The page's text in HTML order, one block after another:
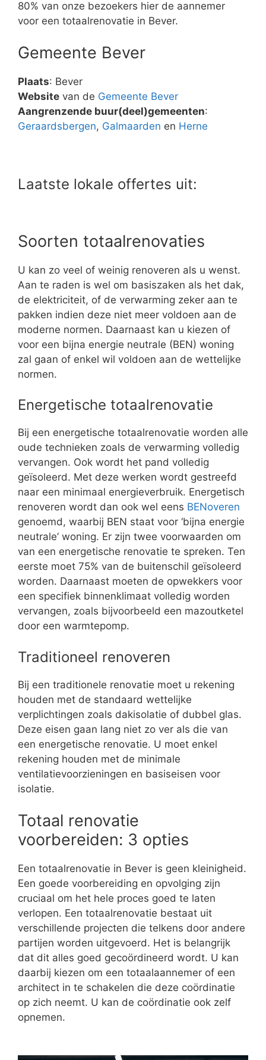
80% van onze bezoekers hier de aannemer
voor een totaalrenovatie in Bever.
Gemeente Bever
Plaats: Bever
Website van de Gemeente Bever
Aangrenzende buur(deel)gemeenten:
Geraardsbergen, Galmaarden en Herne
Laatste lokale offertes uit:
Soorten totaalrenovaties
U kan zo veel of weinig renoveren als u wenst.
Aan te raden is wel om basiszaken als het dak,
de elektriciteit, of de verwarming zeker aan te
pakken indien deze niet meer voldoen aan de
moderne normen. Daarnaast kan u kiezen of
voor een bijna energie neutrale (BEN) woning
zal gaan of enkel wil voldoen aan de wettelijke
normen.
Energetische totaalrenovatie
Bij een energetische totaalrenovatie worden alle
oude technieken zoals de verwarming volledig
vervangen. Ook wordt het pand volledig
geïsoleerd. Met deze werken wordt gestreefd
naar een minimaal energieverbruik. Energetisch
renoveren wordt dan ook wel eens BENoveren
genoemd, waarbij BEN staat voor ‘bijna energie
neutrale’ woning. Er zijn twee voorwaarden om
van een energetische renovatie te spreken. Ten
eerste moet 75% van de buitenschil geïsoleerd
worden. Daarnaast moeten de opwekkers voor
een specifiek binnenklimaat volledig worden
vervangen, zoals bijvoorbeeld een mazoutketel
door een warmtepomp.
Traditioneel renoveren
Bij een traditionele renovatie moet u rekening
houden met de standaard wettelijke
verplichtingen zoals dakisolatie of dubbel glas.
Deze eisen gaan lang niet zo ver als die van
een energetische renovatie. U moet enkel
rekening houden met de minimale
ventilatievoorzieningen en basiseisen voor
isolatie.
Totaal renovatie
voorbereiden: 3 opties
Een totaalrenovatie in Bever is geen kleinigheid.
Een goede voorbereiding en opvolging zijn
cruciaal om het hele proces goed te laten
verlopen. Een totaalrenovatie bestaat uit
verschillende projecten die telkens door andere
partijen worden uitgevoerd. Het is belangrijk
dat dit alles goed gecoördineerd wordt. U kan
daarbij kiezen om een totaalaannemer of een
architect in te schakelen die deze coördinatie
op zich neemt. U kan de coördinatie ook zelf
opnemen.